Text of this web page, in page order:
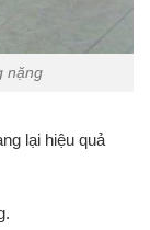
nặng
lại hiệu quả